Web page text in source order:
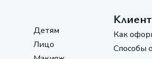
Детям
Лицо
Как
Способы